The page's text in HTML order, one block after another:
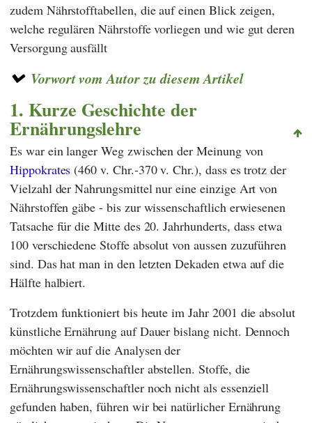
zudem Nährstofftabellen, die auf einen Blick zeigen,
welche regulären Nährstoffe vorliegen und wie gut deren
Versorgung ausfällt
Vorwort vom Autor zu diesem Artikel
1. Kurze Geschichte der
Ernährungslehre
Es war ein langer Weg zwischen der Meinung von
Hippokrates (460 v. Chr.-370 v. Chr.), dass es trotz der
Vielzahl der Nahrungsmittel nur eine einzige Art von
Nährstoffen gäbe - bis zur wissenschaftlich erwiesenen
Tatsache für die Mitte des 20. Jahrhunderts, dass etwa
100 verschiedene Stoffe absolut von aussen zuzuführen
sind. Das hat man in den letzten Dekaden etwa auf die
Hälfte halbiert.
Trotzdem funktioniert bis heute im Jahr 2001 die absolut
künstliche Ernährung auf Dauer bislang nicht. Dennoch
möchten wir auf die Analysen der
Ernährungswissenschaftler abstellen. Stoffe, die
Ernährungswissenschaftler noch nicht als essenziell
gefunden haben, führen wir bei natürlicher Ernährung